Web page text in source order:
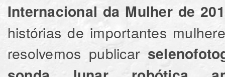
Internacional da Mulher de
histórias de importantes
resolvemos publicar